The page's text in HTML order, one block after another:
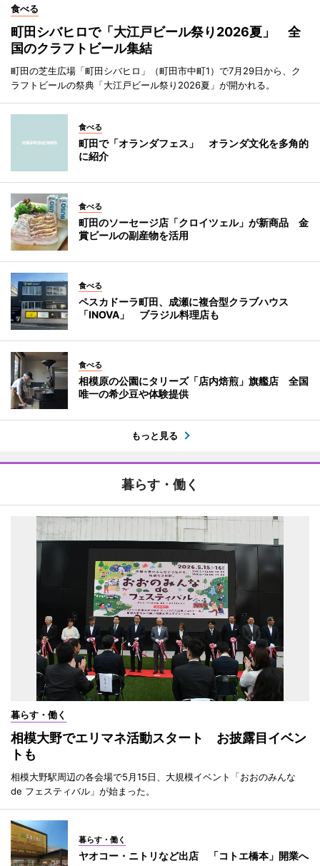
食べる
町田シバヒロで「大江戸ビール祭り2026夏」 全
国のクラフトビール集結
町田の芝生広場「町田シバヒロ」（町田市中町1）で7月29日から、ク
ラフトビールの祭典「大江戸ビール祭り2026夏」が開かれる。
食べる
町田で「オランダフェス」 オランダ文化を多角的
に紹介
食べる
町田のソーセージ店「クロイツェル」が新商品 金
賞ビールの副産物を活用
食べる
ペスカドーラ町田、成瀬に複合型クラブハウス
「INOVA」 ブラジル料理店も
食べる
相模原の公園にタリーズ「店内焙煎」旗艦店 全国
唯一の希少豆や体験提供
もっと見る
暮らす・働く
暮らす・働く
相模大野でエリマネ活動スタート お披露目イベン
トも
相模大野駅周辺の各会場で5月15日、大規模イベント「おおのみんな
de フェスティバル」が始まった。
暮らす・働く
ヤオコー・ニトリなど出店 「コトエ橋本」開業へ